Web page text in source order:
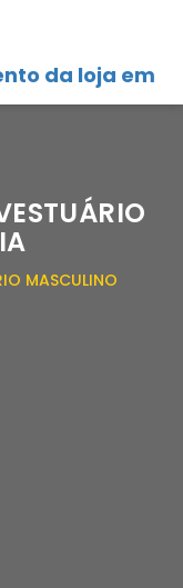
da loja em
MASCULINO